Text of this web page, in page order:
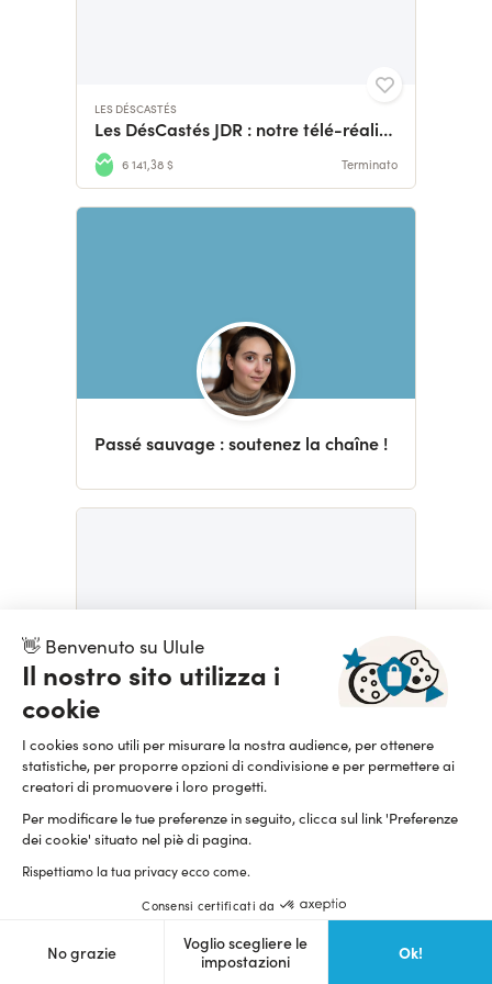
👋 Benvenuto su Ulule
Il nostro sito utilizza i
cookie
I cookies sono utili per misurare la nostra audience, per ottenere
statistiche, per proporre opzioni di condivisione e per permettere ai
creatori di promuovere i loro progetti.
Per modificare le tue preferenze in seguito, clicca sul link 'Preferenze
dei cookie' situato nel piè di pagina.
Rispettiamo la tua privacy ecco come.
Consensi certificati da
No grazie
Voglio scegliere le
impostazioni
Ok!
LES DÉSCASTÉS
Les DésCastés JDR : notre télé-réalité a besoin de vous !
6 141,38 $ Terminato
Passé sauvage : soutenez la chaîne !
LE JARDIN
LE JARDIN TV
13 891,95 $ Terminato